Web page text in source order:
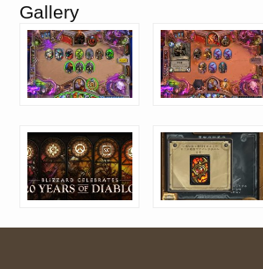
Gallery